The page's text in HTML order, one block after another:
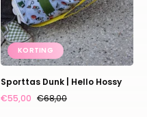
KORTING
Sporttas Dunk | Hello Hossy
€55,00 €68,00